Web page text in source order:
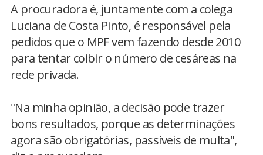
A procuradora é, juntamente com a colega
Luciana de Costa Pinto, é responsável pela
pedidos que o MPF vem fazendo desde 2010
para tentar coibir o número de cesáreas na
rede privada.
"Na minha opinião, a decisão pode trazer
bons resultados, porque as determinações
agora são obrigatórias, passíveis de multa",